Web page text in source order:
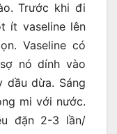
Trước khi đi
ít vaseline lên
Vaseline có
nó dính vào
dầu dừa. Sáng
mi với nước.
đặn 2-3 lần/